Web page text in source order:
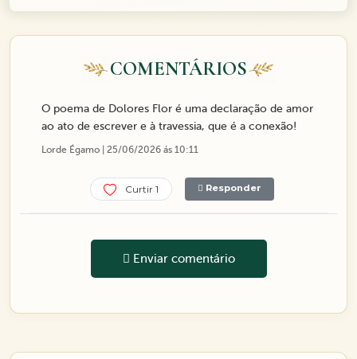
COMENTÁRIOS
O poema de Dolores Flor é uma declaração de amor
ao ato de escrever e à travessia, que é a conexão!
Lorde Égamo | 25/06/2026 ás 10:11
Curtir 1 Responder
Enviar comentário